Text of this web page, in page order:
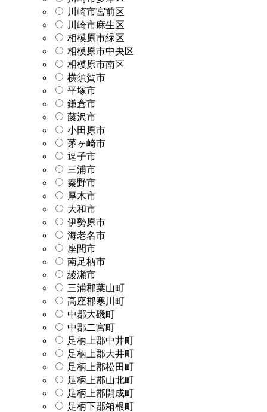
川崎市宮前区
川崎市麻生区
相模原市緑区
相模原市中央区
相模原市南区
横須賀市
平塚市
鎌倉市
藤沢市
小田原市
茅ヶ崎市
逗子市
三浦市
秦野市
厚木市
大和市
伊勢原市
海老名市
座間市
南足柄市
綾瀬市
三浦郡葉山町
高座郡寒川町
中郡大磯町
中郡二宮町
足柄上郡中井町
足柄上郡大井町
足柄上郡松田町
足柄上郡山北町
足柄上郡開成町
足柄下郡箱根町